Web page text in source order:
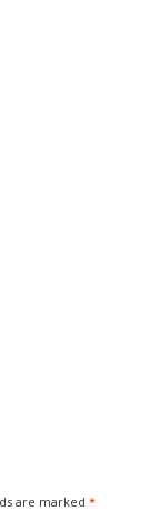
are marked *